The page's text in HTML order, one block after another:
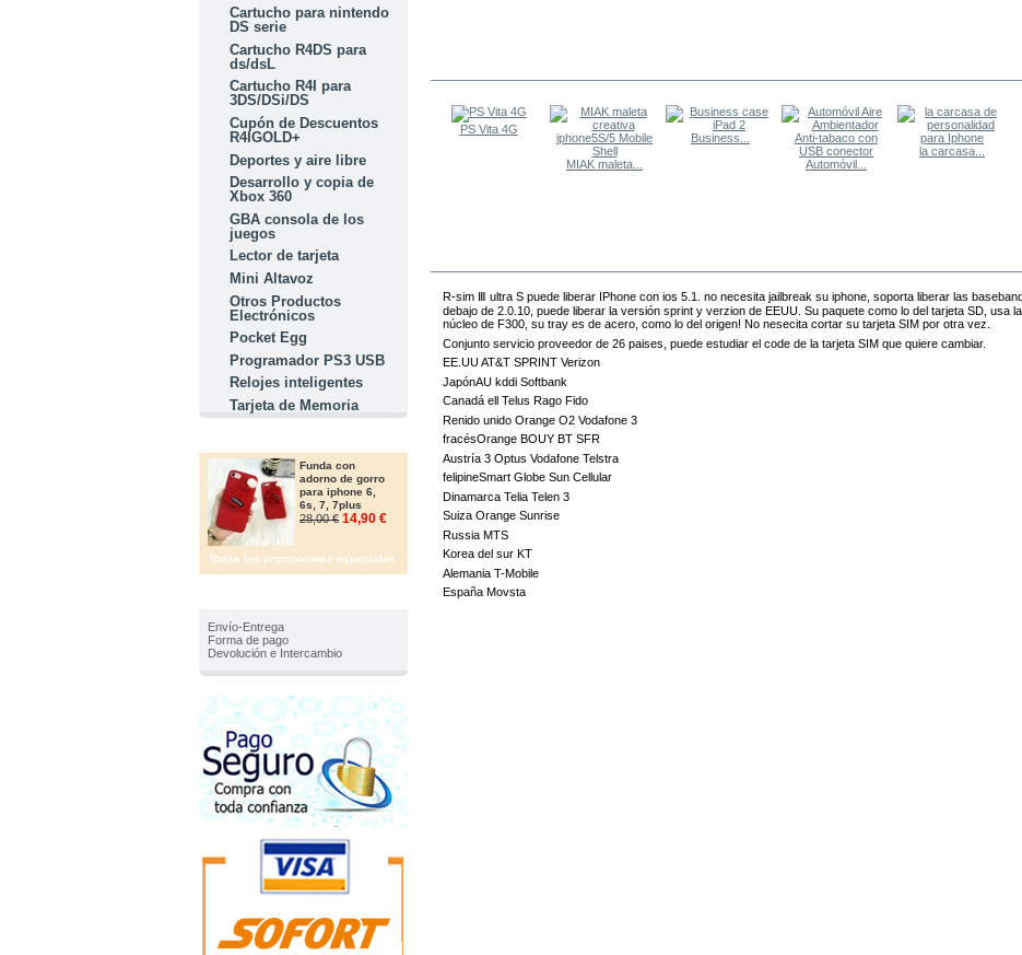
Cartucho para nintendo
DS serie
Cartucho R4DS para
ds/dsL
Cartucho R4I para
3DS/DSi/DS
Cupón de Descuentos
R4IGOLD+
Deportes y aire libre
Desarrollo y copia de
Xbox 360
GBA consola de los
juegos
Lector de tarjeta
Mini Altavoz
Otros Productos
Electrónicos
Pocket Egg
Programador PS3 USB
Relojes inteligentes
Tarjeta de Memoria
Funda con
adorno de gorro
para iphone 6,
6s, 7, 7plus
28,00 € 14,90 €
Todas los promociones especiales
Envío-Entrega
Forma de pago
Devolución e Intercambio
PS Vita 4G
MIAK maleta...
Business...
Automóvil...
la carcasa...
R-sim Ⅲ ultra S puede liberar IPhone con ios 5.1. no necesita jailbreak su iphone, soporta liberar las baseband
debajo de 2.0.10, puede liberar la versión sprint y verzion de EEUU. Su paquete como lo del tarjeta SD, usa la
núcleo de F300, su tray es de acero, como lo del origen! No nesecita cortar su tarjeta SIM por otra vez.
Conjunto servicio proveedor de 26 paises, puede estudiar el code de la tarjeta SIM que quiere cambiar.
EE.UU AT&T SPRINT Verizon
JapónAU kddi Softbank
Canadá ell Telus Rago Fido
Renido unido Orange O2 Vodafone 3
fracésOrange BOUY BT SFR
Austría 3 Optus Vodafone Telstra
felipineSmart Globe Sun Cellular
Dinamarca Telia Telen 3
Suiza Orange Sunrise
Russia MTS
Korea del sur KT
Alemania T-Mobile
España Movsta